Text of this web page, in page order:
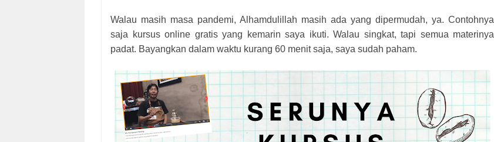
Walau masih masa pandemi, Alhamdulillah masih ada yang dipermudah, ya. Contohnya
saja kursus online gratis yang kemarin saya ikuti. Walau singkat, tapi semua materinya
padat. Bayangkan dalam waktu kurang 60 menit saja, saya sudah paham.